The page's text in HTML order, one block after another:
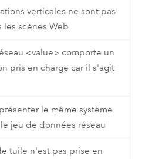
verticales ne sont pas
les scènes Web
<value> comporte un
pris en charge car il s'agit
le même système
jeu de données réseau
tuile n'est pas prise en